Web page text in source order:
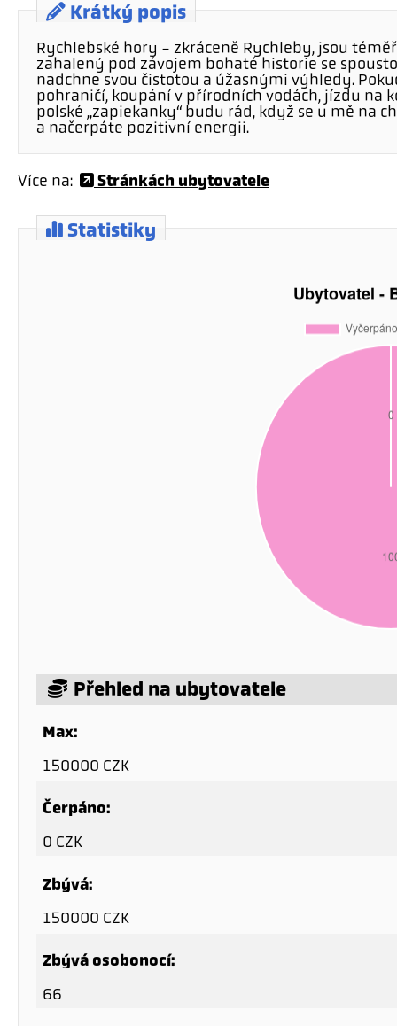
Krátký popis
Rychlebské hory - zkráceně Rychleby, jsou
zahalený pod závojem bohaté historie se
nadchne svou čistotou a úžasnými výhledy.
pohraničí, koupání v přírodních vodách, jízdu na
polské „zapiekanky“ budu rád, když se u mě na
a načerpáte pozitivní energii.
Více na: Stránkách ubytovatele
Statistiky
Přehled na ubytovatele
Max:
150000 CZK
Čerpáno:
0 CZK
Zbývá:
150000 CZK
Zbývá osobonocí:
66